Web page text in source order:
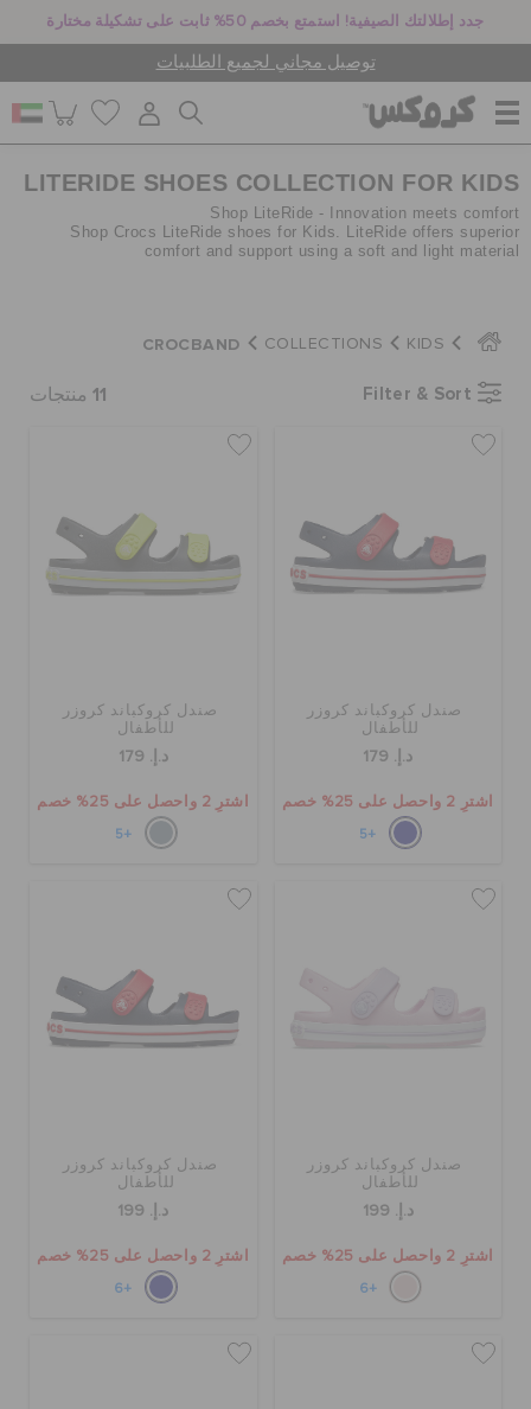
جدد إطلالتك الصيفية! استمتع بخصم 50% ثابت على تشكيلة مختارة
توصيل مجاني لجميع الطلبيات
للنساء
أطفال
جيبيتز تشارمز
كروكس لمكان العمل
تسجيل الدخول / اشتراك
تحديد موقع المتجر
الطلبيات المرتجعة
LITERIDE SHOES COLLECTION FOR KIDS
Shop LiteRide - Innovation meets comfort
Shop Crocs LiteRide shoes for Kids. LiteRide offers superior
comfort and support using a soft and light material
KIDS
COLLECTIONS
CROCBAND
Filter & Sort
11 منتجات
صندل كروكباند كروزر
للأطفال
د.إ. 179
اشترِ 2 واحصل على 25% خصم
+5
صندل كروكباند كروزر
للأطفال
د.إ. 179
اشترِ 2 واحصل على 25% خصم
+5
صندل كروكباند كروزر
للأطفال
د.إ. 199
اشترِ 2 واحصل على 25% خصم
+6
صندل كروكباند كروزر
للأطفال
د.إ. 199
اشترِ 2 واحصل على 25% خصم
+6